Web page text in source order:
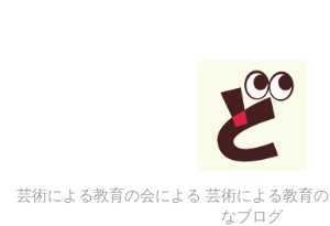
芸術による教育の会による 芸術による教育
なブログ